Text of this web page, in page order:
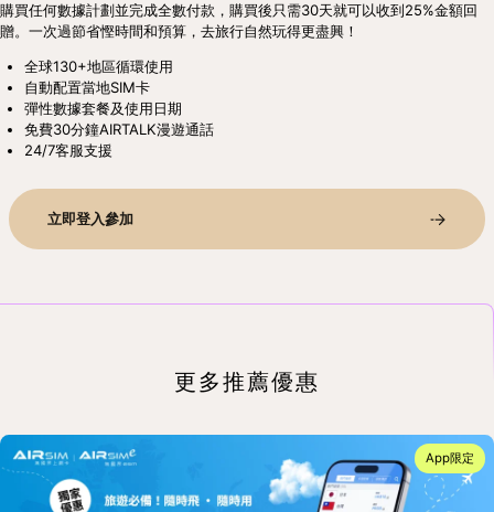
購買任何數據計劃並完成全數付款，購買後只需30天就可以收到25%金額回
贈。一次過節省慳時間和預算，去旅行自然玩得更盡興！
全球130+地區循環使用
自動配置當地SIM卡
彈性數據套餐及使用日期
免費30分鐘AIRTALK漫遊通話
24/7客服支援
立即登入參加
更多推薦優惠
App限定